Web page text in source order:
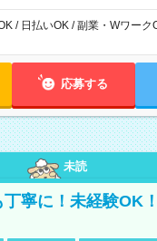
/ 日払いOK / 副業・Wワー
応募する
未読
寧に！未経験OK